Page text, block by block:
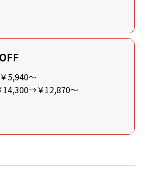
5,940～
14,300→￥12,870～